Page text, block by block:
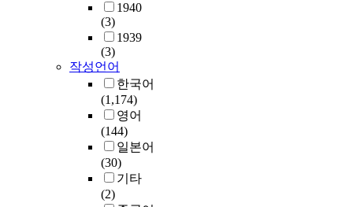
1940
(3)
1939
(3)
작성언어
한국어
(1,174)
영어
(144)
일본어
(30)
기타
(2)